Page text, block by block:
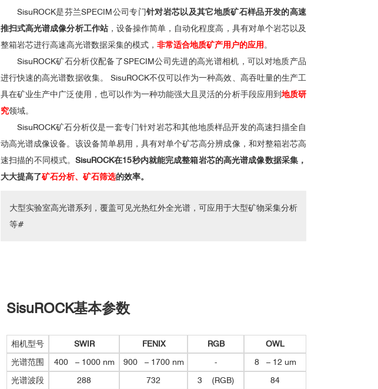
SisuROCK是芬兰SPECIM公司专门针对岩芯以及其它地质矿石样品开发的高速
推扫式高光谱成像分析工作站，设备操作简单，自动化程度高，具有对单个岩芯以及
整箱岩芯进行高速高光谱数据采集的模式， 非常适合地质矿产用户的应用 。
SisuROCK矿石分析仪配备了SPECIM公司先进的高光谱相机，可以对地质产品
进行快速的高光谱数据收集。 SisuROCK不仅可以作为一种高效、高吞吐量的生产工
具在矿业生产中广泛使用，也可以作为一种功能强大且灵活的分析手段应用到地质研
究领域。
SisuROCK矿石分析仪是一套专门针对岩芯和其他地质样品开发的高速扫描全自
动高光谱成像设备。该设备简单易用，具有对单个矿芯高分辨成像，和对整箱岩芯高
速扫描的不同模式。SisuROCK在15秒内就能完成整箱岩芯的高光谱成像数据采集，
大大提高了矿石分析、矿石筛选的效率。
大型实验室高光谱系列，覆盖可见光热红外全光谱，可应用于大型矿物采集分析
等#
SisuROCK基本参数
相机型号 SWIR FENIX RGB
OWL
光谱范围
400 – 1000 nm 900 – 1700 nm -
8 – 12 um
光谱波段
288 732 3 (RGB) 84